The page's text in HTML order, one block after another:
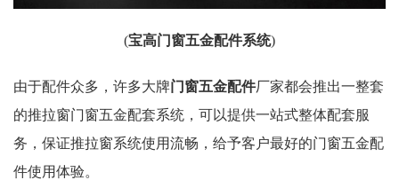
(宝高门窗五金配件系统)
由于配件众多，许多大牌门窗五金配件厂家都会推出一整套
的推拉窗门窗五金配套系统，可以提供一站式整体配套服
务，保证推拉窗系统使用流畅，给予客户最好的门窗五金配
件使用体验。